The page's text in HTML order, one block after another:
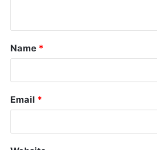
Name *
Email *